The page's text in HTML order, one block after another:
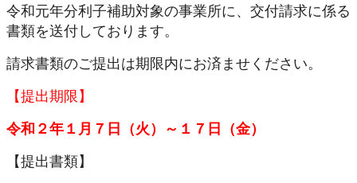
令和元年分利子補助対象の事業所に、交付請求に係る
書類を送付しております。
請求書類のご提出は期限内にお済ませください。
【提出期限】
令和 ２年１ 月 ７日（火）～ １７日（金）
【提出書類】